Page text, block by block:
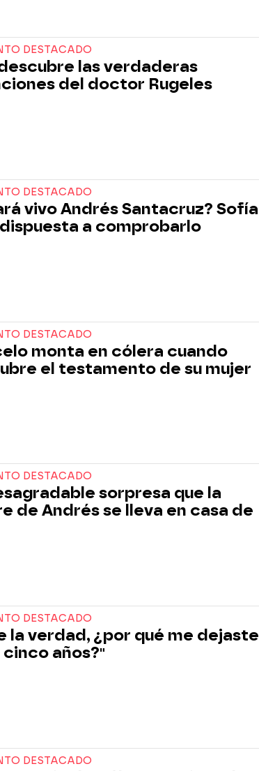
DESTACADO
las verdaderas
del doctor Rugeles
DESTACADO
vivo Andrés Santacruz? Sofía
a comprobarlo
DESTACADO
monta en cólera cuando
el testamento de su mujer
DESTACADO
sorpresa que la
de Andrés se lleva en casa de
DESTACADO
la verdad, ¿por qué me dejaste
cinco años?"
DESTACADO